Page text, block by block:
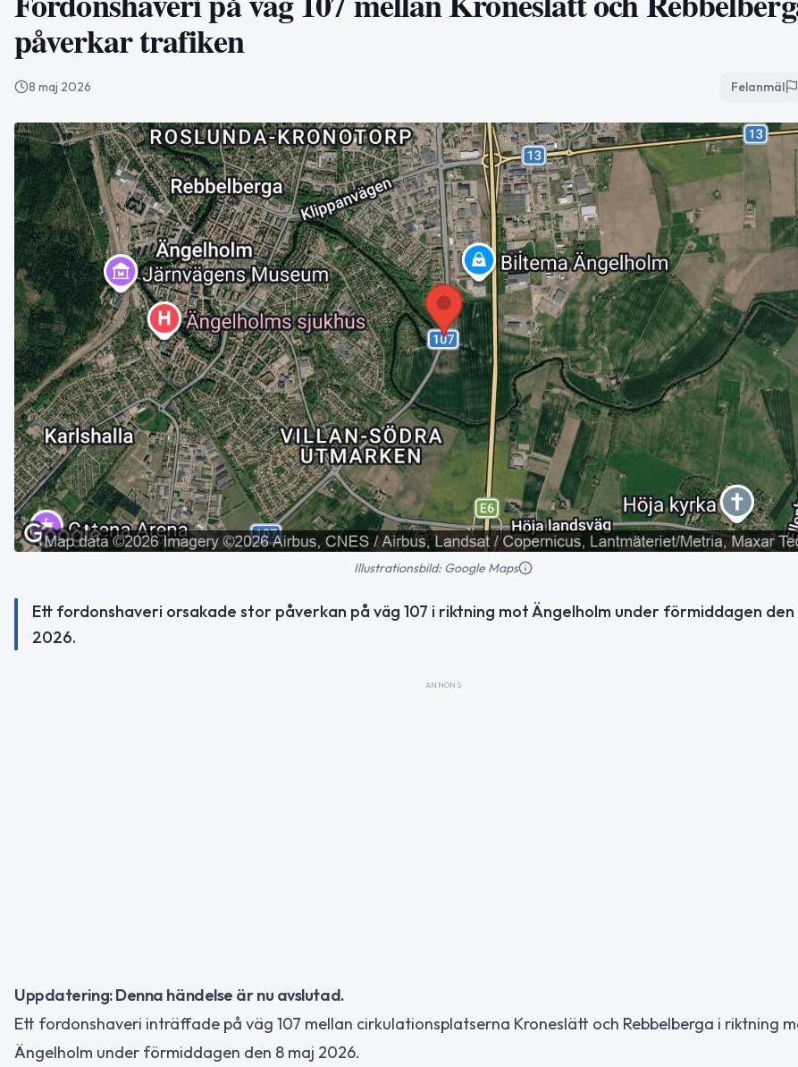
påverkar trafiken
8 maj 2026 Felanmäl
Illustrationsbild: Google Maps
Ett fordonshaveri orsakade stor påverkan på väg 107 i riktning mot Ängelholm under förmiddagen den
2026.
ANNONS
Uppdatering: Denna händelse är nu avslutad.
Ett fordonshaveri inträffade på väg 107 mellan cirkulationsplatserna Kroneslätt och Rebbelberga i riktning
Ängelholm under förmiddagen den 8 maj 2026.